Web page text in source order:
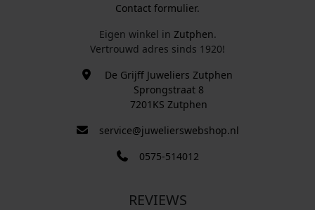
Contact formulier.
Eigen winkel in Zutphen.
Vertrouwd adres sinds 1920!
De Grijff Juweliers Zutphen
Sprongstraat 8
7201KS Zutphen
service@juwelierswebshop.nl
0575-514012
REVIEWS